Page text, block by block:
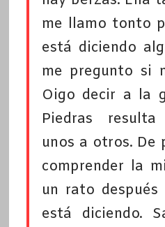
me llamo tonto
está diciendo
me pregunto si
Oigo decir a la
Piedras
unos a otros. De
comprender la
un rato
está diciendo.